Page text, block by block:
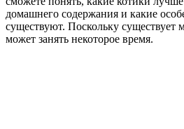
домашнего содержания и какие
существуют. Поскольку существует
может занять некоторое время.